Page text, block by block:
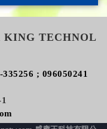
KING TECHNOL
335256 ; 096050241